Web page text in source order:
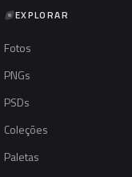
EXPLORAR
Fotos
PNGs
PSDs
Coleções
Paletas